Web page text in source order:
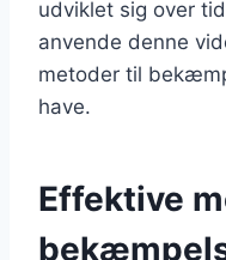
udviklet sig over
anvende denne
metoder til
have.
Effektive